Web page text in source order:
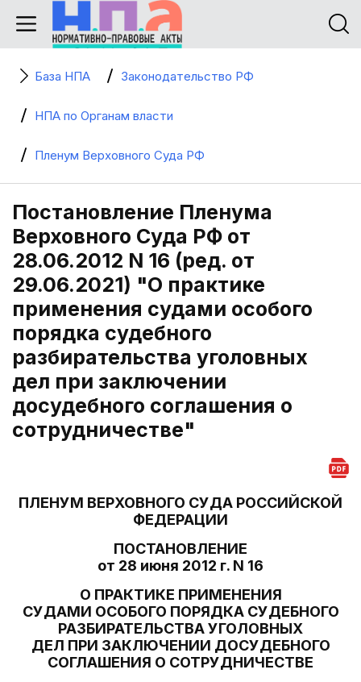
База НПА Законодательство РФ
НПА по Органам власти
Пленум Верховного Суда РФ
Постановление Пленума
Верховного Суда РФ от
28.06.2012 N 16 (ред. от
29.06.2021) "О практике
применения судами особого
порядка судебного
разбирательства уголовных
дел при заключении
досудебного соглашения о
сотрудничестве"
ПЛЕНУМ ВЕРХОВНОГО СУДА РОССИЙСКОЙ
ФЕДЕРАЦИИ
ПОСТАНОВЛЕНИЕ
от 28 июня 2012 г. N 16
О ПРАКТИКЕ ПРИМЕНЕНИЯ
СУДАМИ ОСОБОГО ПОРЯДКА СУДЕБНОГО
РАЗБИРАТЕЛЬСТВА УГОЛОВНЫХ
ДЕЛ ПРИ ЗАКЛЮЧЕНИИ ДОСУДЕБНОГО
СОГЛАШЕНИЯ О СОТРУДНИЧЕСТВЕ